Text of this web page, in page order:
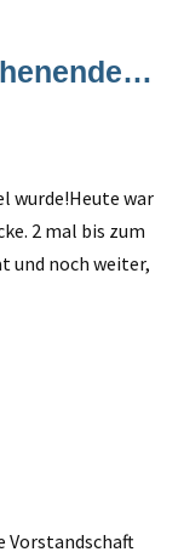
wurde!Heute war
2 mal bis zum
und noch weiter,
Vorstandschaft